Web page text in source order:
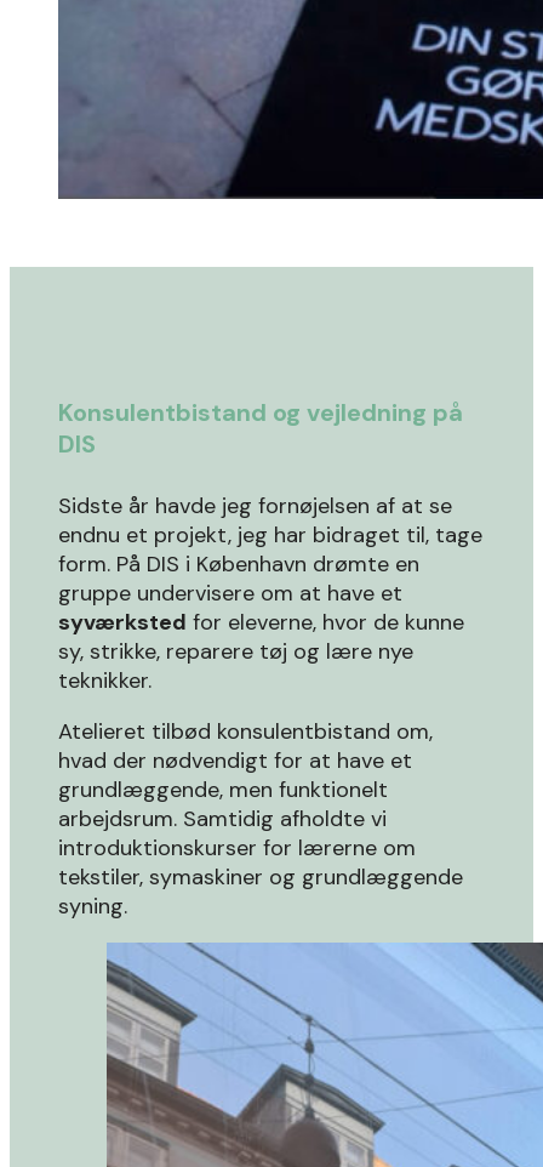
Konsulentbistand og vejledning på
DIS
Sidste år havde jeg fornøjelsen af at se
endnu et projekt, jeg har bidraget til, tage
form. På DIS i København drømte en
gruppe undervisere om at have et
syværksted for eleverne, hvor de kunne
sy, strikke, reparere tøj og lære nye
teknikker.
Atelieret tilbød konsulentbistand om,
hvad der nødvendigt for at have et
grundlæggende, men funktionelt
arbejdsrum. Samtidig afholdte vi
introduktionskurser for lærerne om
tekstiler, symaskiner og grundlæggende
syning.